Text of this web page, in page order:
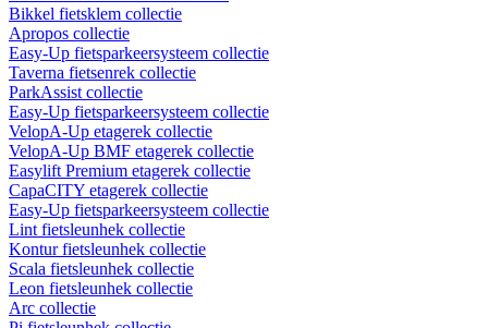
Bikkel fietsklem collectie
Apropos collectie
Easy-Up fietsparkeersysteem collectie
Taverna fietsenrek collectie
ParkAssist collectie
Easy-Up fietsparkeersysteem collectie
VelopA-Up etagerek collectie
VelopA-Up BMF etagerek collectie
Easylift Premium etagerek collectie
CapaCITY etagerek collectie
Easy-Up fietsparkeersysteem collectie
Lint fietsleunhek collectie
Kontur fietsleunhek collectie
Scala fietsleunhek collectie
Leon fietsleunhek collectie
Arc collectie